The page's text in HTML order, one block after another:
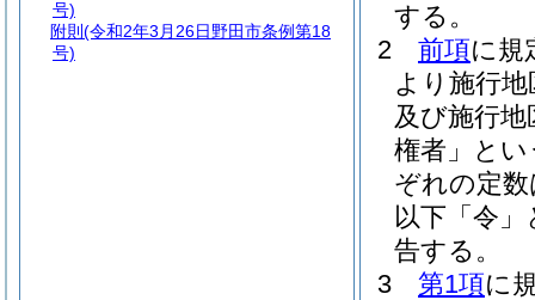
する。
2
前項に規
より施行
及び施行
権者」とい
ぞれの定
以下「令
告する。
3
第1項に
号)
附則 (令和2年3月26日野田市条例第18
号)